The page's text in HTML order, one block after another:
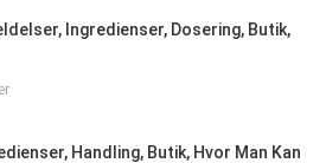
Ingredienser, Dosering, Butik,
Handling, Butik, Hvor Man Kan